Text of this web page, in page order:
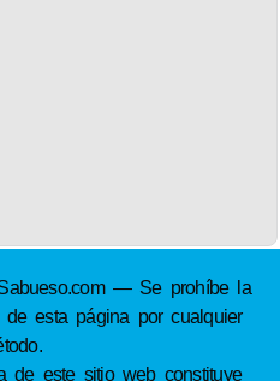
— Se prohíbe la
esta página por cualquier
de este sitio web constituye